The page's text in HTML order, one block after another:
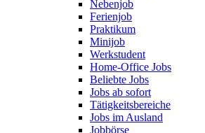
Nebenjob
Ferienjob
Praktikum
Minijob
Werkstudent
Home-Office Jobs
Beliebte Jobs
Jobs ab sofort
Tätigkeitsbereiche
Jobs im Ausland
Jobbörse